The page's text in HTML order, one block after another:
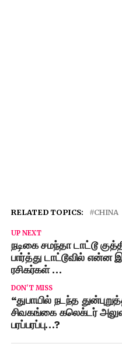
RELATED TOPICS: CHINA
UP NEXT
நடிகை சமந்தா டாட்டூ
பார்த்து டாட்டூவில் என்ன
ரசிகர்கள் …
DON'T MISS
“துபாயில் நடந்த
சிவகங்கை கலெக்டர்
பரப்பரப்பு…?